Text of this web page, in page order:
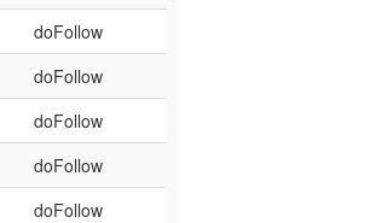
doFollow
doFollow
doFollow
doFollow
doFollow